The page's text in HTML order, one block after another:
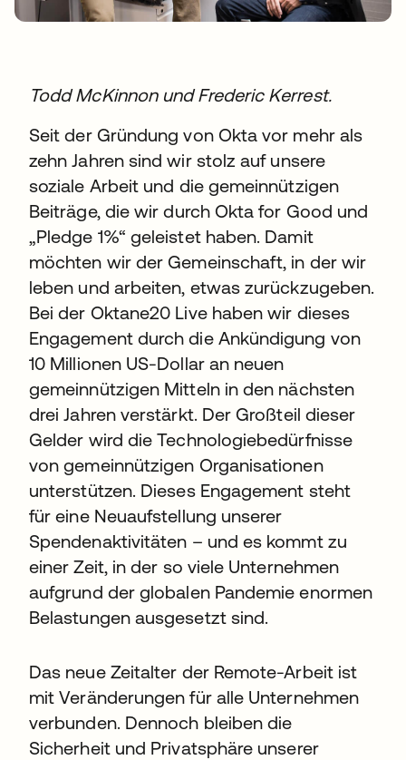
Todd McKinnon und Frederic Kerrest.
Seit der Gründung von Okta vor mehr als
zehn Jahren sind wir stolz auf unsere
soziale Arbeit und die gemeinnützigen
Beiträge, die wir durch Okta for Good und
„Pledge 1%“ geleistet haben. Damit
möchten wir der Gemeinschaft, in der wir
leben und arbeiten, etwas zurückzugeben.
Bei der Oktane20 Live haben wir dieses
Engagement durch die Ankündigung von
10 Millionen US-Dollar an neuen
gemeinnützigen Mitteln in den nächsten
drei Jahren verstärkt. Der Großteil dieser
Gelder wird die Technologiebedürfnisse
von gemeinnützigen Organisationen
unterstützen. Dieses Engagement steht
für eine Neuaufstellung unserer
Spendenaktivitäten – und es kommt zu
einer Zeit, in der so viele Unternehmen
aufgrund der globalen Pandemie enormen
Belastungen ausgesetzt sind.
Das neue Zeitalter der Remote-Arbeit ist
mit Veränderungen für alle Unternehmen
verbunden. Dennoch bleiben die
Sicherheit und Privatsphäre unserer